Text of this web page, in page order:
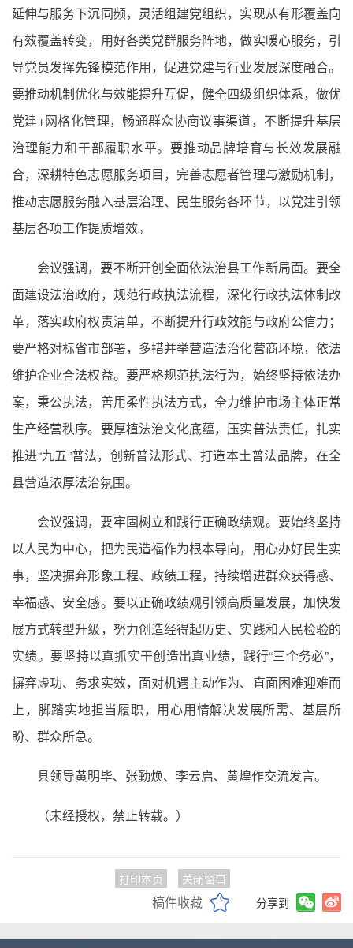
延伸与服务下沉同频，灵活组建党组织，实现从有形覆盖向
有效覆盖转变，用好各类党群服务阵地，做实暖心服务，引
导党员发挥先锋模范作用，促进党建与行业发展深度融合。
要推动机制优化与效能提升互促，健全四级组织体系，做优
党建+网格化管理，畅通群众协商议事渠道，不断提升基层
治理能力和干部履职水平。要推动品牌培育与长效发展融
合，深耕特色志愿服务项目，完善志愿者管理与激励机制，
推动志愿服务融入基层治理、民生服务各环节，以党建引领
基层各项工作提质增效。
会议强调，要不断开创全面依法治县工作新局面。要全
面建设法治政府，规范行政执法流程，深化行政执法体制改
革，落实政府权责清单，不断提升行政效能与政府公信力；
要严格对标省市部署，多措并举营造法治化营商环境，依法
维护企业合法权益。要严格规范执法行为，始终坚持依法办
案，秉公执法，善用柔性执法方式，全力维护市场主体正常
生产经营秩序。要厚植法治文化底蕴，压实普法责任，扎实
推进“九五”普法，创新普法形式、打造本土普法品牌，在全
县营造浓厚法治氛围。
会议强调，要牢固树立和践行正确政绩观。要始终坚持
以人民为中心，把为民造福作为根本导向，用心办好民生实
事，坚决摒弃形象工程、政绩工程，持续增进群众获得感、
幸福感、安全感。要以正确政绩观引领高质量发展，加快发
展方式转型升级，努力创造经得起历史、实践和人民检验的
实绩。要坚持以真抓实干创造出真业绩，践行“三个务必”，
摒弃虚功、务求实效，面对机遇主动作为、直面困难迎难而
上，脚踏实地担当履职，用心用情解决发展所需、基层所
盼、群众所急。
县领导黄明毕、张勤焕、李云启、黄煌作交流发言。
（未经授权，禁止转载。）
打印本页 关闭窗口
稿件收藏 分享到